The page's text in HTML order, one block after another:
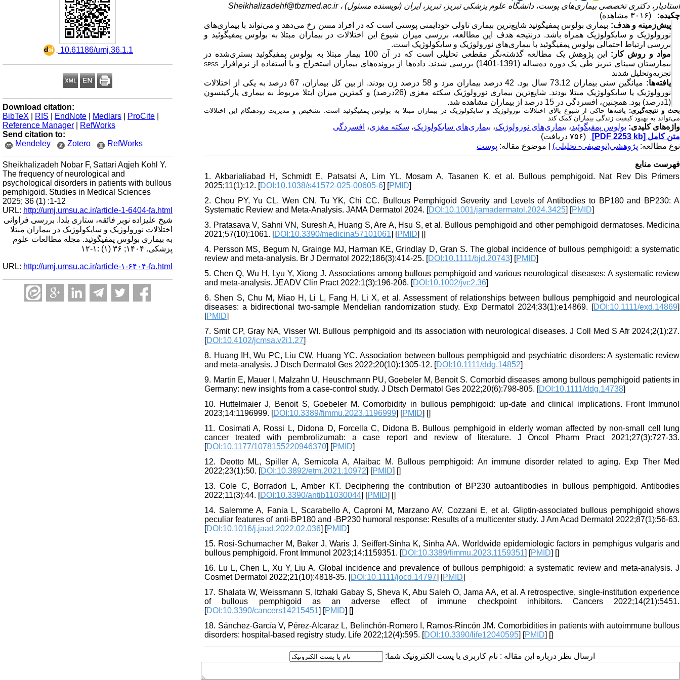
‎ 10.61186/umj.36.1.1
Download citation:
BibTeX
RIS EndNote Medlars ProCite
Reference Manager
RefWorks
Send citation to:
Mendeley
Zotero RefWorks
Sheikhalizadeh Nobar F, Sattari Aqjeh Kohl Y.
The frequency of neurological and
psychological disorders in patients with bullous
pemphigoid. Studies in Medical Sciences
2025; 36 (1) :1-12
URL: http://umj.umsu.ac.ir/article-1-6404-fa.html
شیخ علیزاده نوبر فائقه، ستاری یلدا. بررسی فراوانی
اختلالات نورولوژیک و سایکولوژیک در بیماران مبتلا
به بیماری بولوس پمفیگوئید. مجله مطالعات علوم
پزشکی. ۱۴۰۴; ۳۶ (۱) :۱-۱۲
URL: http://umj.umsu.ac.ir/article-۱-۶۴۰۴-fa.html
استادیار، دکتری تخصصی بیماری‌های پوست، دانشگاه علوم پزشکی تبریز، تبریز، ایران (نویسنده مسئول) ،Sheikhalizadehf@tbzmed.ac.ir
چکیده:
(۳۰۱۶ مشاهده)
پیش‌زمینه و هدف: بیماری بولوس پمفیگوئید شایع‌ترین بیماری تاولی خودایمنی پوستی است که در افراد مسن رخ می‌دهد و می‌تواند با بیماری‌های
نورولوژیک و سایکولوژیک همراه باشد. درنتیجه هدف این مطالعه، بررسی میزان شیوع این اختلالات در بیماران مبتلا به بولوس پمفیگوئید و
بررسی ارتباط احتمالی بولوس پمفیگوئید با بیماری‌های نورولوژیک و سایکولوژیک است.
مواد و روش‌ کار:
این پژوهش یک مطالعه گذشته‌نگر مقطعی تحلیلی است که در آن 100 بیمار مبتلا به بولوس پمفیگوئید بستری‌شده در
بیمارستان سینای تبریز طی یک دوره ده‌ساله (1391-1401) بررسی شدند. داده‌ها از پرونده‌های بیماران استخراج و با استفاده از نرم‌افزار
SPSS
تجزیه‌وتحلیل شدند
یافته‌ها:
میانگین سنی بیماران 73.12 سال بود. 42 درصد بیماران مرد و 58 درصد زن بودند. از بین کل بیماران، 67 درصد به یکی از اختلالات
نورولوژیک یا سایکولوژیک مبتلا بودند. شایع‌ترین بیماری نورولوژیک سکته مغزی (26درصد) و کمترین میزان ابتلا مربوط به بیماری پارکینسون
(1درصد) بود. همچنین، افسردگی در 15 درصد از بیماران مشاهده شد.
بحث و نتیجه‌گیری: یافته‌ها حاکی از شیوع بالای اختلالات نورولوژیک و سایکولوژیک در بیماران مبتلا به بولوس پمفیگوئید است. تشخیص و مدیریت زودهنگام این اختلالات
می‌تواند به بهبود کیفیت زندگی بیماران کمک کند
واژه‌های کلیدی: بولوس پمفیگوئید، بیماری‌های نورولوژیک، بیماری‌های سایکولوژیک، سکته مغزی، افسردگی
متن کامل [PDF 2253 kb]
(۷۵۶ دریافت)
نوع مطالعه: پژوهشي(توصیفی- تحلیلی) | موضوع مقاله: پوست
فهرست منابع
1. Akbarialiabad H, Schmidt E, Patsatsi A, Lim YL, Mosam A, Tasanen K, et al. Bullous pemphigoid. Nat Rev Dis Primers
2025;11(1):12. [DOI:10.1038/s41572-025-00605-6] [PMID]
2. Chou PY, Yu CL, Wen CN, Tu YK, Chi CC. Bullous Pemphigoid Severity and Levels of Antibodies to BP180 and BP230: A
Systematic Review and Meta-Analysis. JAMA Dermatol 2024. [DOI:10.1001/jamadermatol.2024.3425] [PMID]
3. Pratasava V, Sahni VN, Suresh A, Huang S, Are A, Hsu S, et al. Bullous pemphigoid and other pemphigoid dermatoses. Medicina
2021;57(10):1061. [DOI:10.3390/medicina57101061] [PMID] []
4. Persson MS, Begum N, Grainge MJ, Harman KE, Grindlay D, Gran S. The global incidence of bullous pemphigoid: a systematic
review and meta-analysis. Br J Dermatol 2022;186(3):414-25. [DOI:10.1111/bjd.20743] [PMID]
5. Chen Q, Wu H, Lyu Y, Xiong J. Associations among bullous pemphigoid and various neurological diseases: A systematic review
and meta-analysis. JEADV Clin Pract 2022;1(3):196-206. [DOI:10.1002/jvc2.36]
6. Shen S, Chu M, Miao H, Li L, Fang H, Li X, et al. Assessment of relationships between bullous pemphigoid and neurological
diseases: a bidirectional two-sample Mendelian randomization study. Exp Dermatol 2024;33(1):e14869. [DOI:10.1111/exd.14869]
[PMID]
7. Smit CP, Gray NA, Visser WI. Bullous pemphigoid and its association with neurological diseases. J Coll Med S Afr 2024;2(1):27.
[DOI:10.4102/jcmsa.v2i1.27]
8. Huang IH, Wu PC, Liu CW, Huang YC. Association between bullous pemphigoid and psychiatric disorders: A systematic review
and meta-analysis. J Dtsch Dermatol Ges 2022;20(10):1305-12. [DOI:10.1111/ddg.14852]
9. Martin E, Mauer I, Malzahn U, Heuschmann PU, Goebeler M, Benoit S. Comorbid diseases among bullous pemphigoid patients in
Germany: new insights from a case-control study. J Dtsch Dermatol Ges 2022;20(6):798-805. [DOI:10.1111/ddg.14738]
10. Huttelmaier J, Benoit S, Goebeler M. Comorbidity in bullous pemphigoid: up-date and clinical implications. Front Immunol
2023;14:1196999. [DOI:10.3389/fimmu.2023.1196999] [PMID] []
11. Cosimati A, Rossi L, Didona D, Forcella C, Didona B. Bullous pemphigoid in elderly woman affected by non-small cell lung
cancer treated with pembrolizumab: a case report and review of literature. J Oncol Pharm Pract 2021;27(3):727-33.
[DOI:10.1177/1078155220946370] [PMID]
12. Deotto ML, Spiller A, Sernicola A, Alaibac M. Bullous pemphigoid: An immune disorder related to aging. Exp Ther Med
2022;23(1):50. [DOI:10.3892/etm.2021.10972] [PMID] []
13. Cole C, Borradori L, Amber KT. Deciphering the contribution of BP230 autoantibodies in bullous pemphigoid. Antibodies
2022;11(3):44. [DOI:10.3390/antib11030044] [PMID] []
14. Salemme A, Fania L, Scarabello A, Caproni M, Marzano AV, Cozzani E, et al. Gliptin-associated bullous pemphigoid shows
peculiar features of anti-BP180 and -BP230 humoral response: Results of a multicenter study. J Am Acad Dermatol 2022;87(1):56-63.
[DOI:10.1016/j.jaad.2022.02.036] [PMID]
15. Rosi-Schumacher M, Baker J, Waris J, Seiffert-Sinha K, Sinha AA. Worldwide epidemiologic factors in pemphigus vulgaris and
bullous pemphigoid. Front Immunol 2023;14:1159351. [DOI:10.3389/fimmu.2023.1159351] [PMID] []
16. Lu L, Chen L, Xu Y, Liu A. Global incidence and prevalence of bullous pemphigoid: a systematic review and meta-analysis. J
Cosmet Dermatol 2022;21(10):4818-35. [DOI:10.1111/jocd.14797] [PMID]
17. Shalata W, Weissmann S, Itzhaki Gabay S, Sheva K, Abu Saleh O, Jama AA, et al. A retrospective, single-institution experience
of bullous pemphigoid as an adverse effect of immune checkpoint inhibitors. Cancers 2022;14(21):5451.
[DOI:10.3390/cancers14215451] [PMID] []
18. Sánchez-García V, Pérez-Alcaraz L, Belinchón-Romero I, Ramos-Rincón JM. Comorbidities in patients with autoimmune bullous
disorders: hospital-based registry study. Life 2022;12(4):595. [DOI:10.3390/life12040595] [PMID] []
ارسال نظر درباره این مقاله : نام کاربری یا پست الکترونیک شما: